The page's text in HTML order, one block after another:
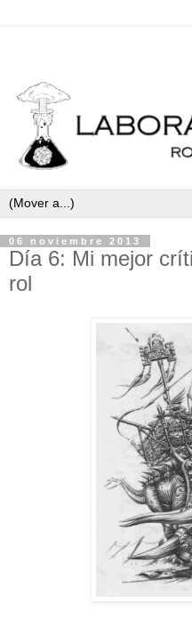
06 noviembre 2013
Día 6: Mi mejor
rol